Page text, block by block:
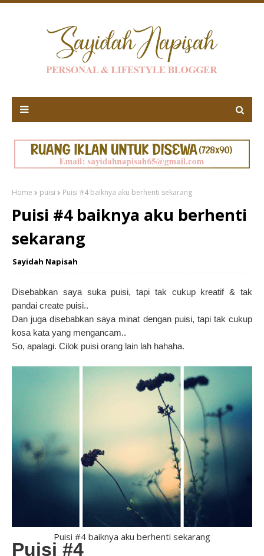
Home puisi Puisi #4 baiknya aku berhenti sekarang
Puisi #4 baiknya aku berhenti
sekarang
Sayidah Napisah
Disebabkan saya suka puisi, tapi tak cukup kreatif & tak
pandai create puisi..
Dan juga disebabkan saya minat dengan puisi, tapi tak cukup
kosa kata yang mengancam..
So, apalagi. Cilok puisi orang lain lah hahaha.
Puisi #4 baiknya aku berhenti sekarang
Puisi #4